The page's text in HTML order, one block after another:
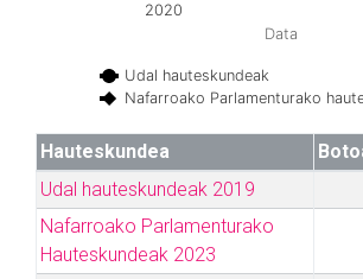
Data
Udal hauteskundeak
Nafarroako Parlamenturako
2020
Hauteskundea
Udal hauteskundeak 2019
Nafarroako Parlamenturako
Hauteskundeak 2023